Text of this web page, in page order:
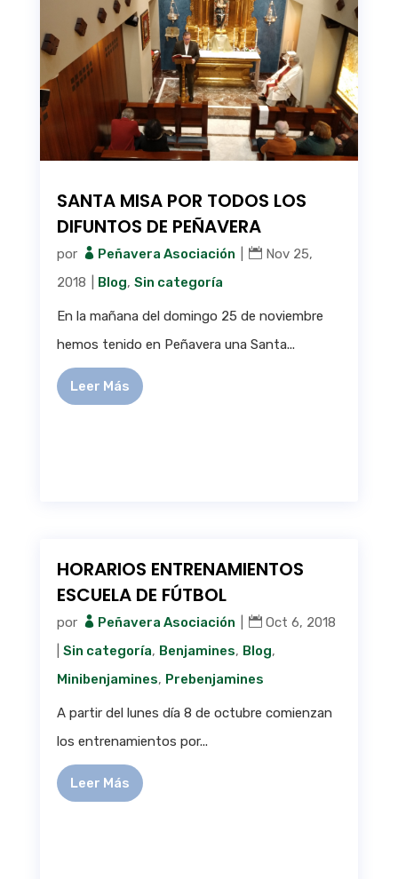
SANTA MISA POR TODOS LOS
DIFUNTOS DE PEÑAVERA
por Peñavera Asociación
Nov 25,
2018
Blog, Sin categoría
En la mañana del domingo 25 de noviembre
hemos tenido en Peñavera una Santa...
Leer Más
HORARIOS ENTRENAMIENTOS
ESCUELA DE FÚTBOL
por Peñavera Asociación
Oct 6, 2018
Sin categoría, Benjamines, Blog,
Minibenjamines, Prebenjamines
A partir del lunes día 8 de octubre comienzan
los entrenamientos por...
Leer Más